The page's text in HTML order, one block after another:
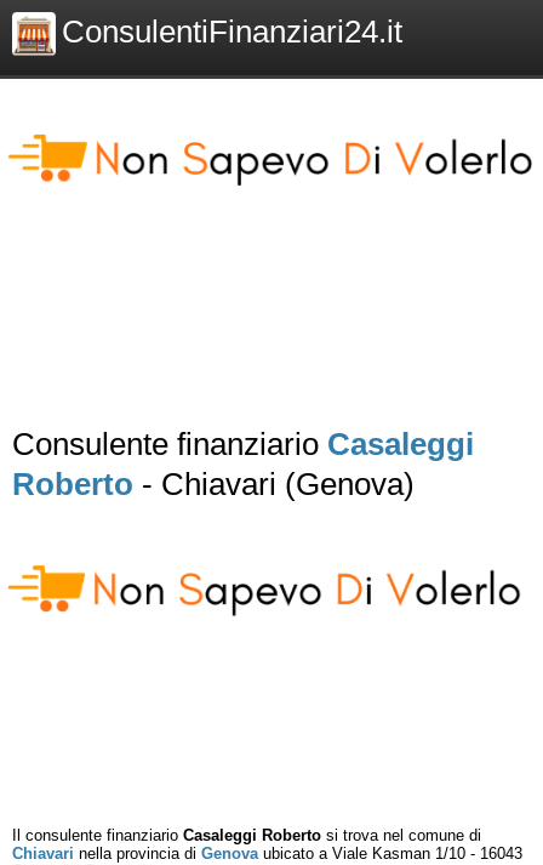
ConsulentiFinanziari24.it
Consulente finanziario Casaleggi
Roberto - Chiavari (Genova)
Il consulente finanziario Casaleggi Roberto si trova nel comune di
Chiavari nella provincia di Genovaubicato a Viale Kasman 1/10 - 16043